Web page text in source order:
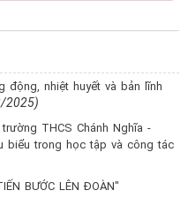
động, nhiệt huyết và bản lĩnh
2025)
THCS Chánh Nghĩa -
biểu trong học tập và công tác
BƯỚC LÊN ĐOÀN"